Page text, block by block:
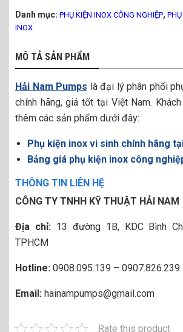
Danh mục: PHỤ KIỆN INOX CÔNG NGHIỆP,
INOX
MÔ TẢ SẢN PHẨM
Hải Nam Pumps là đại lý phân phối
chính hãng, giá tốt tại Việt Nam.
thêm các sản phẩm dưới đây:
Phụ kiện inox vi sinh chính hãng
Bảng giá phụ kiện inox công
THÔNG TIN LIÊN HỆ
CÔNG TY TNHH KỸ THUẬT HẢI NAM
Địa chỉ:13 đường 1B, KDC Bình
TPHCM
Hotline: 0908.095.139 – 0907.826.239
Email: hainampumps@gmail.com
Rate this product